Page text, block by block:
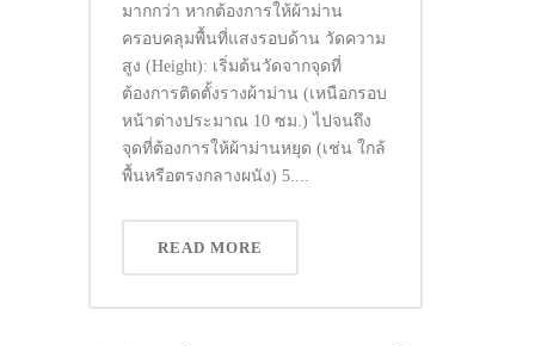
มากกว่า หากต้องการให้ผ้าม่าน
ครอบคลุมพื้นที่แสงรอบด้าน วัดความ
สูง (Height): เริ่มต้นวัดจากจุดที่
ต้องการติดตั้งรางผ้าม่าน (เหนือกรอบ
หน้าต่างประมาณ 10 ซม.) ไปจนถึง
จุดที่ต้องการให้ผ้าม่านหยุด (เช่น ใกล้
พื้นหรือตรงกลางผนัง) 5....
READ MORE